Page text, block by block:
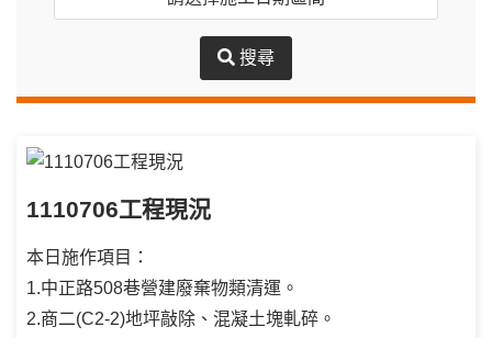
搜尋
1110706工程現況
本日施作項目：
1.中正路508巷營建廢棄物類清運。
2.商二(C2-2)地坪敲除、混凝土塊軋碎。